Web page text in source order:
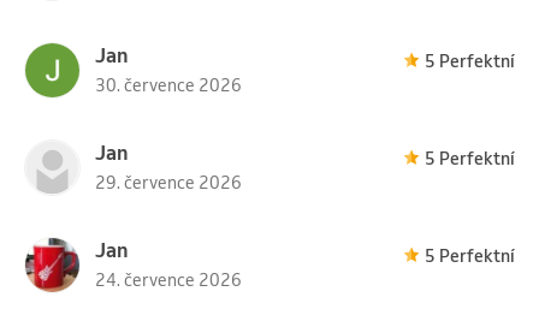
Jan
30. července 2026
5 Perfektní
Jan
29. července 2026
5 Perfektní
Jan
24. července 2026
5 Perfektní